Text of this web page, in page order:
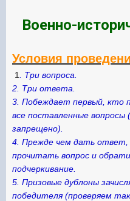
Военно-
Условия
1
. Три вопроса.
2. Три ответа.
3. Побеждает первый, кто
все поставленные вопросы
запрещено).
4. Прежде чем дать ответ,
прочитать вопрос и
подчеркивание.
5. Призовые дублоны
победителя (проверяем